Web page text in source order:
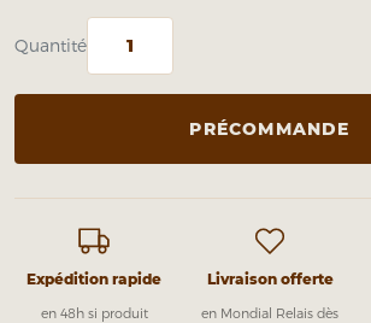
Quantité
PRÉCOMMANDE
Expédition rapide
en 48h si produit
Livraison offerte
en Mondial Relais dès